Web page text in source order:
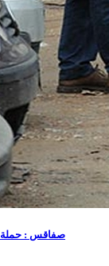
صفاقس : حملة